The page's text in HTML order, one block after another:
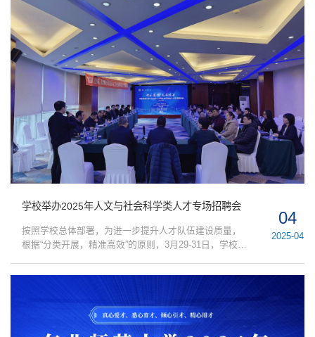
学校举办2025年人文与社会科学类人才专场招聘会
按照学校总体部署，为进一步提升人才队伍建设质量，
根据“分类开展，精准高效”的原则，3月29-31日，学校以
委副书记庞立生带队组团赴北京、上海、武汉三地举办
学、清华大学、北京师范大学、中国人民大学、华东师
范大学、同济大学、复旦大学、上海交通大学、上海财
经大学、浙江大学、武汉大学、华中师范大学等近40所
04
2025-04